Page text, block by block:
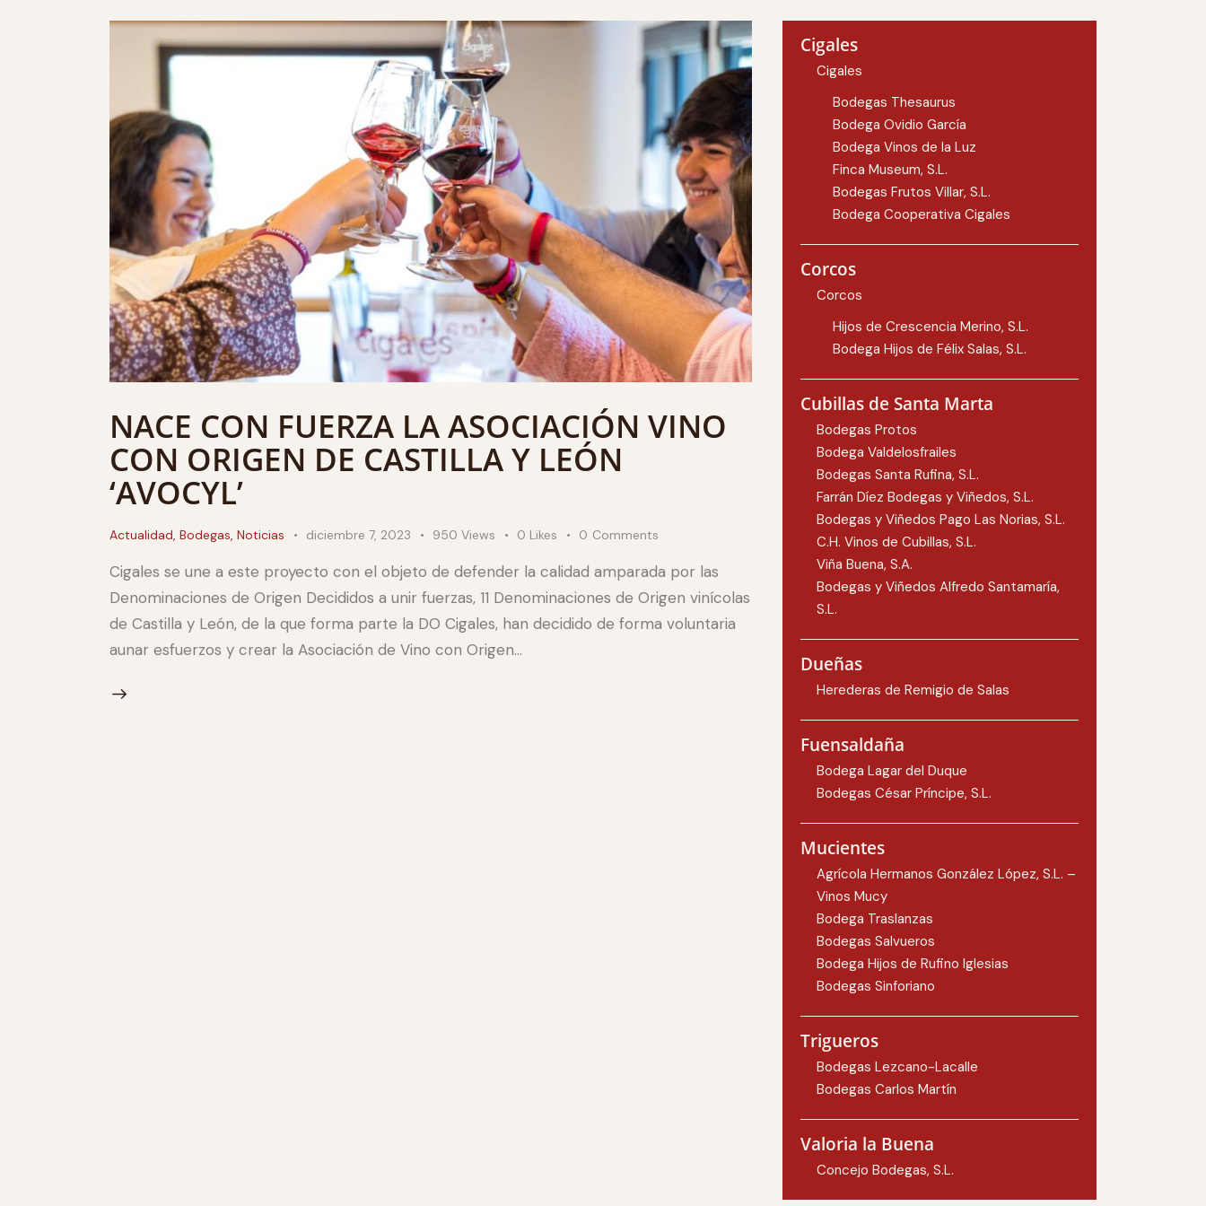
NACE CON FUERZA LA ASOCIACIÓN VINO
CON ORIGEN DE CASTILLA Y LEÓN
‘AVOCYL’
Actualidad Bodegas Noticias diciembre 7, 2023 950 Views 0 Likes 0 Comments
Cigales se une a este proyecto con el objeto de defender la calidad amparada por las
Denominaciones de Origen Decididos a unir fuerzas, 11 Denominaciones de Origen vinícolas
de Castilla y León, de la que forma parte la DO Cigales, han decidido de forma voluntaria
aunar esfuerzos y crear la Asociación de Vino con Origen…
Cigales
Cigales
Bodegas Thesaurus
Bodega Ovidio García
Bodega Vinos de la Luz
Finca Museum, S.L.
Bodegas Frutos Villar, S.L.
Bodega Cooperativa Cigales
Corcos
Corcos
Hijos de Crescencia Merino, S.L.
Bodega Hijos de Félix Salas, S.L.
Cubillas de Santa Marta
Bodegas Protos
Bodega Valdelosfrailes
Bodegas Santa Rufina, S.L.
Farrán Díez Bodegas y Viñedos, S.L.
Bodegas y Viñedos Pago Las Norias, S.L.
C.H. Vinos de Cubillas, S.L.
Viña Buena, S.A.
Bodegas y Viñedos Alfredo Santamaría,
S.L.
Dueñas
Herederas de Remigio de Salas
Fuensaldaña
Bodega Lagar del Duque
Bodegas César Príncipe, S.L.
Mucientes
Agrícola Hermanos González López, S.L. –
Vinos Mucy
Bodega Traslanzas
Bodegas Salvueros
Bodega Hijos de Rufino Iglesias
Bodegas Sinforiano
Trigueros
Bodegas Lezcano-Lacalle
Bodegas Carlos Martín
Valoria la Buena
Concejo Bodegas, S.L.